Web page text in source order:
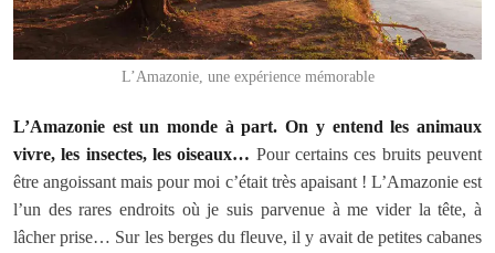
L’Amazonie, une expérience mémorable
L’Amazonie est un monde à part. On y entend les animaux
vivre, les insectes, les oiseaux… Pour certains ces bruits peuvent
être angoissant mais pour moi c’était très apaisant ! L’Amazonie est
l’un des rares endroits où je suis parvenue à me vider la tête, à
lâcher prise… Sur les berges du fleuve, il y avait de petites cabanes